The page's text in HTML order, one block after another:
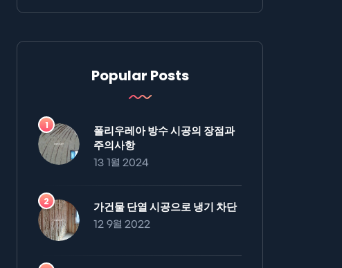
Popular Posts
폴리우레아 방수 시공의 장점과
주의사항
13 1월 2024
가건물 단열 시공으로 냉기 차단
12 9월 2022